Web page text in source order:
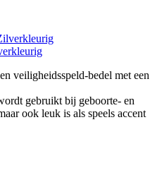
veiligheidsspeld-bedel met een
gebruikt bij geboorte- en
ook leuk is als speels accent